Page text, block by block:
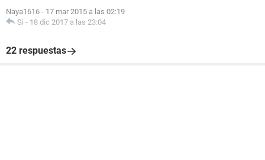
Naya1616 - 17 mar 2015 a las 02:19
Si - 18 dic 2017 a las 23:04
22 respuestas